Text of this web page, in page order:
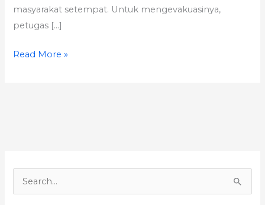
masyarakat setempat. Untuk mengevakuasinya,
petugas […]
Read More »